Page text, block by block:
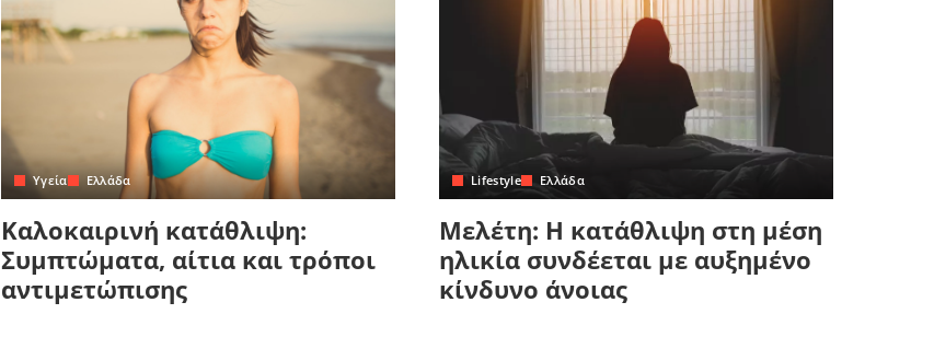
Yγεία Ελλάδα
Καλοκαιρινή κατάθλιψη:
Συμπτώματα, αίτια και τρόποι
αντιμετώπισης
Lifestyle Ελλάδα
Μελέτη: Η κατάθλιψη στη μέση
ηλικία συνδέεται με αυξημένο
κίνδυνο άνοιας